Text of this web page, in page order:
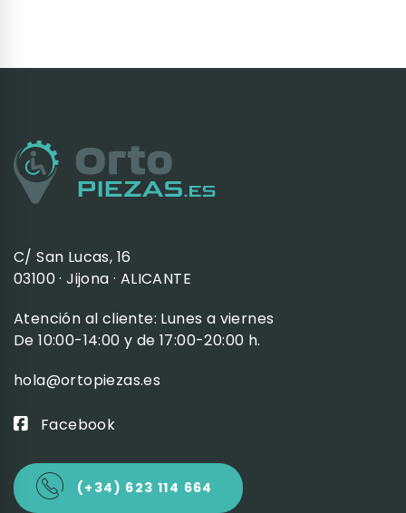
C/ San Lucas, 16
03100 · Jijona · ALICANTE
Atención al cliente: Lunes a viernes
De 10:00-14:00 y de 17:00-20:00 h.
hola@ortopiezas.es
Facebook
(+34) 623 114 664